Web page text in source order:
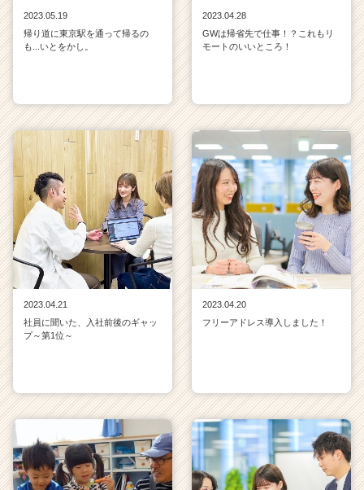
2023.05.19
帰り道に東京駅を通って帰るの
も...いとをかし。
2023.04.28
GWは帰省先で仕事！？これもリ
モートのいいところ！
2023.04.21
社員に聞いた、入社前後のギャッ
プ～第1位～
2023.04.20
フリーアドレス導入しました！